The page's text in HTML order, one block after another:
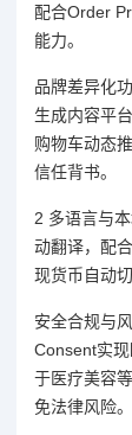
配合Order
能力。
品牌差异化
生成内容平
购物车动态
信任背书。
2 多语言与
动翻译，配
现货币自动
安全合规与
Consent实
于医疗美容
免法律风险。